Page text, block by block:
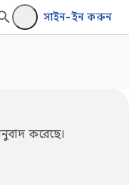
সাইন-ইন করুন
করেছে।